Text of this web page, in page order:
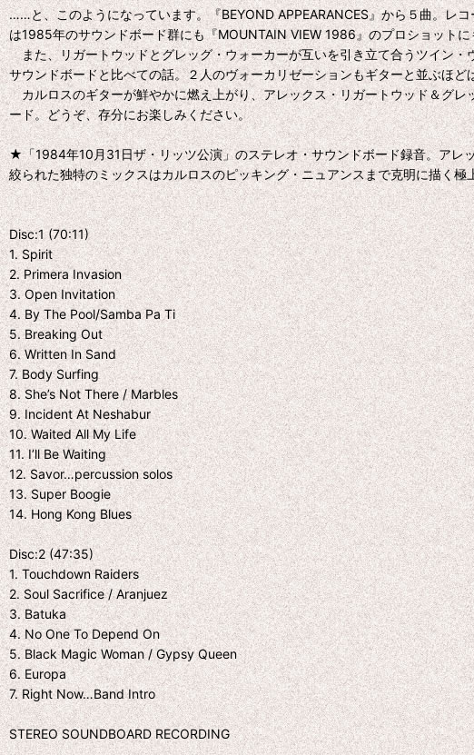
……と、このようになっています。『BEYOND APPEARANCES』から５曲。レ
は1985年のサウンドボード群にも『MOUNTAIN VIEW 1986』のプロショット
また、リガートウッドとグレッグ・ウォーカーが互いを引き立て合うツイン・
サウンドボードと比べての話。２人のヴォーカリゼーションもギターと並ぶほ
カルロスのギターが鮮やかに燃え上がり、アレックス・リガートウッド＆グレ
ード。どうぞ、存分にお楽しみください。
★「1984年10月31日ザ・リッツ公演」のステレオ・サウンドボード録音。アレ
絞られた独特のミックスはカルロスのピッキング・ニュアンスまで克明に描く
Disc:1 (70:11)
1. Spirit
2. Primera Invasion
3. Open Invitation
4. By The Pool/Samba Pa Ti
5. Breaking Out
6. Written In Sand
7. Body Surfing
8. She’s Not There / Marbles
9. Incident At Neshabur
10. Waited All My Life
11. I’ll Be Waiting
12. Savor…percussion solos
13. Super Boogie
14. Hong Kong Blues
Disc:2 (47:35)
1. Touchdown Raiders
2. Soul Sacrifice / Aranjuez
3. Batuka
4. No One To Depend On
5. Black Magic Woman / Gypsy Queen
6. Europa
7. Right Now…Band Intro
STEREO SOUNDBOARD RECORDING